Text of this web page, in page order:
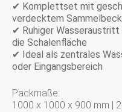
✔ Komplettset mit
verdecktem
✔ Ruhiger
die Schalenfläche
✔ Ideal als zentrales
oder Eingangsbereich
Packmaße:
1000 x 1000 x 900 mm |